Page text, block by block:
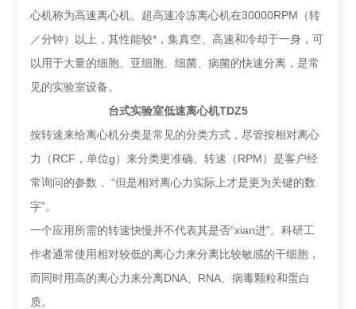
心机称为高速离心机。超高速冷冻离心机在30000RPM（转
／分钟）以上，其性能较*，集真空、高速和冷却于一身，可
以用于大量的细胞、亚细胞、细菌、病菌的快速分离，是常
见的实验室设备。
台式实验室低速离心机TDZ5
按转速来给离心机分类是常见的分类方式，尽管按相对离心
力（RCF，单位g）来分类更准确。转速（RPM）是客户经
常询问的参数， “但是相对离心力实际上才是更为关键的数
字”。
一个应用所需的转速快慢并不代表其是否“xian进”。科研工
作者通常使用相对较低的离心力来分离比较敏感的干细胞，
而同时用高的离心力来分离DNA、RNA、病毒颗粒和蛋白
质。